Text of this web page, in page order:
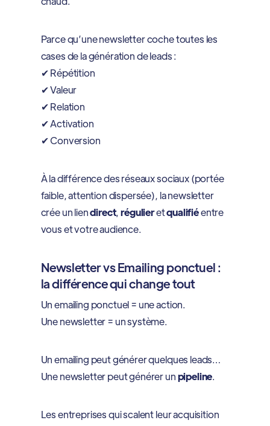
Parce qu’une newsletter coche toutes les
cases de la génération de leads :
✔ Répétition
✔ Valeur
✔ Relation
✔ Activation
✔ Conversion
À la différence des réseaux sociaux (portée
faible, attention dispersée), la newsletter
crée un liendirect,régulieretqualifiéentre
vous et votre audience.
Newsletter vs Emailing ponctuel :
la différence qui change tout
Un emailing ponctuel = une action.
Une newsletter = un système.
Un emailing peut générer quelques leads…
Une newsletter peut générer unpipeline.
Les entreprises qui scalent leur acquisition